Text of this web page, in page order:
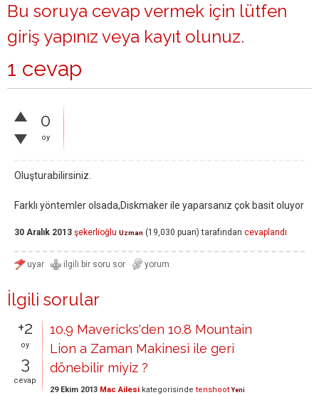
Bu soruya cevap vermek için lütfen
giriş yapınız veya kayıt olunuz.
1 cevap
0
oy
Oluşturabilirsiniz.
Farklı yöntemler olsada,Diskmaker ile yaparsanız çok basit oluyor
30 Aralık 2013 şekerlioğlu Uzman (19,030 puan) tarafından cevaplandı
İlgili sorular
+2
oy
3
cevap
10.9 Mavericks'den 10.8 Mountain
Lion a Zaman Makinesi ile geri
dönebilir miyiz ?
29 Ekim 2013 Mac Ailesi kategorisinde tenshoot Yeni